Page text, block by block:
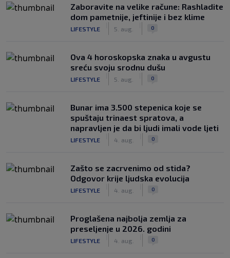
Zaboravite na velike račune: Rashladite
dom pametnije, jeftinije i bez klime
LIFESTYLE 5. aug. 0
Ova 4 horoskopska znaka u avgustu
sreću svoju srodnu dušu
LIFESTYLE 5. aug. 0
Bunar imа 3.500 stepenica koje se
spuštaju trinaest spratova, a
napravljen je da bi ljudi imali vode ljeti
LIFESTYLE 4. aug. 0
Zašto se zacrvenimo od stida?
Odgovor krije ljudska evolucija
LIFESTYLE 4. aug. 0
Proglašena najbolja zemlja za
preseljenje u 2026. godini
LIFESTYLE 4. aug. 0